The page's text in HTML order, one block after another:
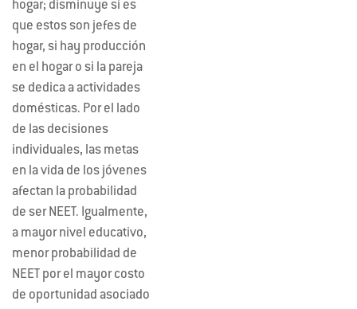
hogar; disminuye si es
que estos son jefes de
hogar, si hay producción
en el hogar o si la pareja
se dedica a actividades
domésticas. Por el lado
de las decisiones
individuales, las metas
en la vida de los jóvenes
afectan la probabilidad
de ser NEET. Igualmente,
a mayor nivel educativo,
menor probabilidad de
NEET por el mayor costo
de oportunidad asociado